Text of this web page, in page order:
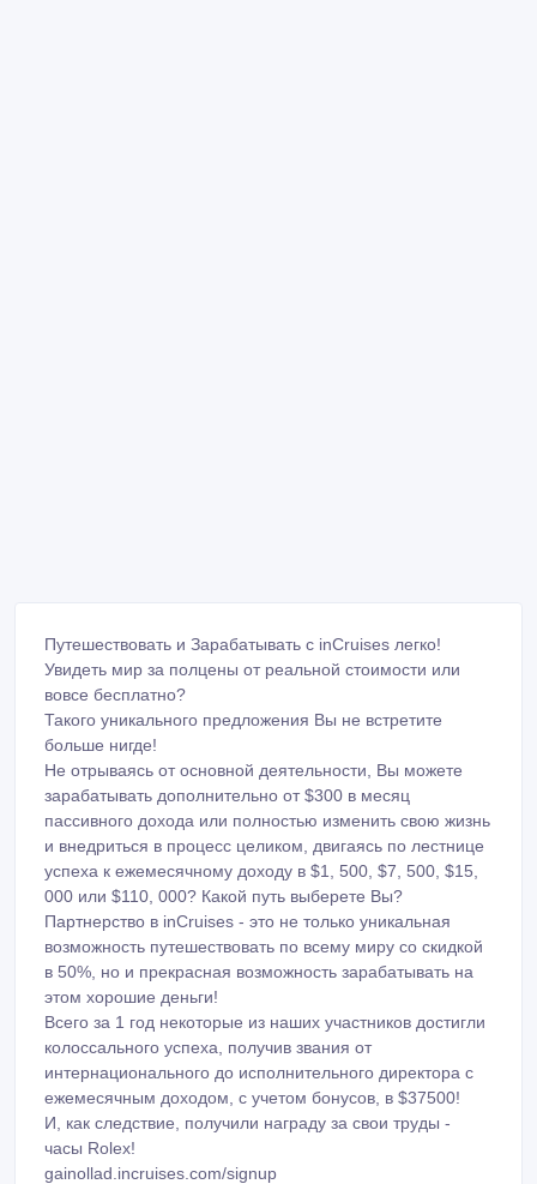
Путешествовать и Зарабатывать с inCruises легко!
Увидеть мир за полцены от реальной стоимости или
вовсе бесплатно?
Такого уникального предложения Вы не встретите
больше нигде!
Не отрываясь от основной деятельности, Вы можете
зарабатывать дополнительно от $300 в месяц
пассивного дохода или полностью изменить свою жизнь
и внедриться в процесс целиком, двигаясь по лестнице
успеха к ежемесячному доходу в $1, 500, $7, 500, $15,
000 или $110, 000? Какой путь выберете Вы?
Партнерство в inCruises - это не только уникальная
возможность путешествовать по всему миру со скидкой